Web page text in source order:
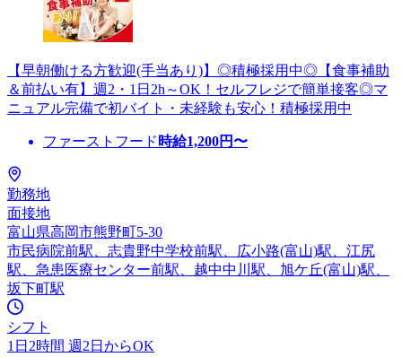
【早朝働ける方歓迎(手当あり)】◎積極採用中◎【食事補助
＆前払い有】週2・1日2h～OK！セルフレジで簡単接客◎マ
ニュアル完備で初バイト・未経験も安心！積極採用中
ファーストフード 時給1,200円〜
勤務地
面接地
富山県高岡市熊野町5-30
市民病院前駅、志貴野中学校前駅、広小路(富山)駅、江尻
駅、急患医療センター前駅、越中中川駅、旭ケ丘(富山)駅、
坂下町駅
シフト
1日2時間 週2日からOK